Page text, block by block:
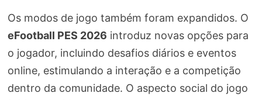
Os modos de jogo também foram expandidos. O
eFootball PES 2026 introduz novas opções para
o jogador, incluindo desafios diários e eventos
online, estimulando a interação e a competição
dentro da comunidade. O aspecto social do jogo